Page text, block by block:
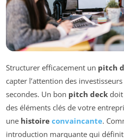
Structurer efficacement un pitch
capter l’attention des
secondes. Un bon pitch deck
des éléments clés de votre
une histoire convaincante.
introduction marquante qui